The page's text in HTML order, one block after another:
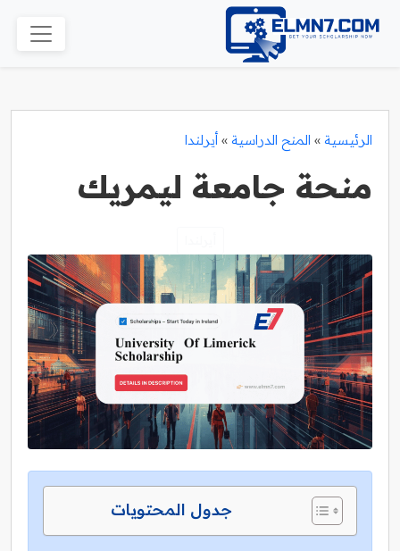
الرئيسية » المنح الدراسية » أيرلندا
منحة جامعة ليمريك
جدول المحتويات